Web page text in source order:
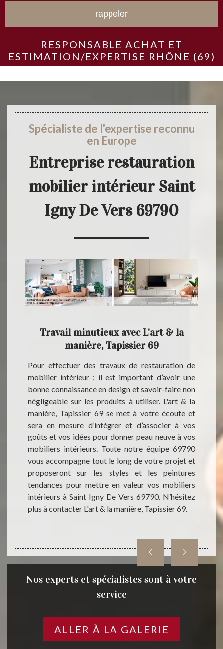
RESPONSABLE ACHAT ET
ESTIMATION/EXPERTISE RHÔNE (69)
Spécialiste de l'expertise reconnu
en Europe
Entreprise restauration
mobilier intérieur Saint
Igny De Vers 69790
&
faire
Pour
à
la
69
une
nos
& la
une
Travail minutieux avec L'art & la
manière, Tapissier 69
Pour effectuer des travaux de restauration de
mobilier intérieur ; il est important d’avoir une
bonne connaissance en design et savoir-faire non
négligeable sur les produits à utiliser. L'art & la
manière, Tapissier 69 se met à votre écoute et
sera en mesure d’intégrer et d’associer à vos
goûts et vos idées pour donner peau neuve à vos
mobiliers intérieurs. Toute notre équipe 69790
vous accompagne tout le long de votre projet et
proposeront sur les styles et les peintures
tendances pour mettre en valeur vos mobiliers
intérieurs à Saint Igny De Vers 69790. N’hésitez
plus à contacter L'art & la manière, Tapissier 69.
est
de
Vers
but
une
vos
Nos experts et spécialistes sont à votre
service
ALLER À LA GALERIE